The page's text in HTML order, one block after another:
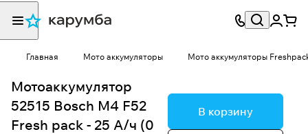
Главная Мото аккумуляторы Мото аккумуляторы
Мотоаккумулятор
52515 Bosch M4 F52
Fresh pack - 25 А/ч (0
В корзину